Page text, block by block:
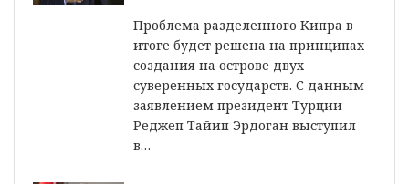
Проблема разделенного Кипра в
итоге будет решена на принципах
создания на острове двух
суверенных государств. С данным
заявлением президент Турции
Реджеп Тайип Эрдоган выступил
в…